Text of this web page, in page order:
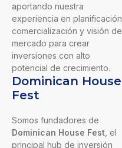
aportando nuestra
experiencia en planificación,
comercialización y visión de
mercado para crear
inversiones con alto
potencial de crecimiento.
Dominican House
Fest
Somos fundadores de
Dominican House Fest , el
principal hub de inversión